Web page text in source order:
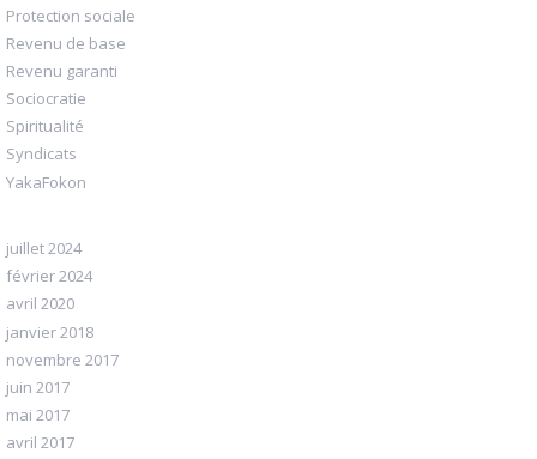
Protection sociale
Revenu de base
Revenu garanti
Sociocratie
Spiritualité
Syndicats
YakaFokon
juillet 2024
février 2024
avril 2020
janvier 2018
novembre 2017
juin 2017
mai 2017
avril 2017